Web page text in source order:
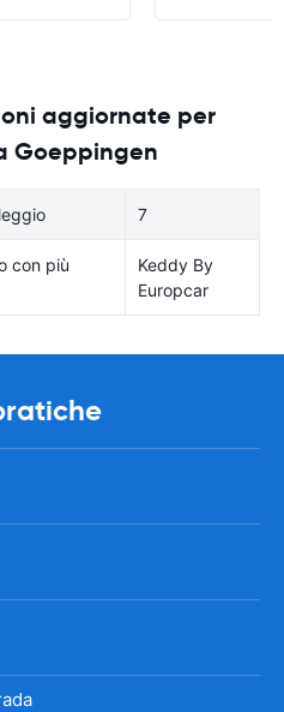
aggiornate per
Goeppingen
7
con più
Keddy By
Europcar